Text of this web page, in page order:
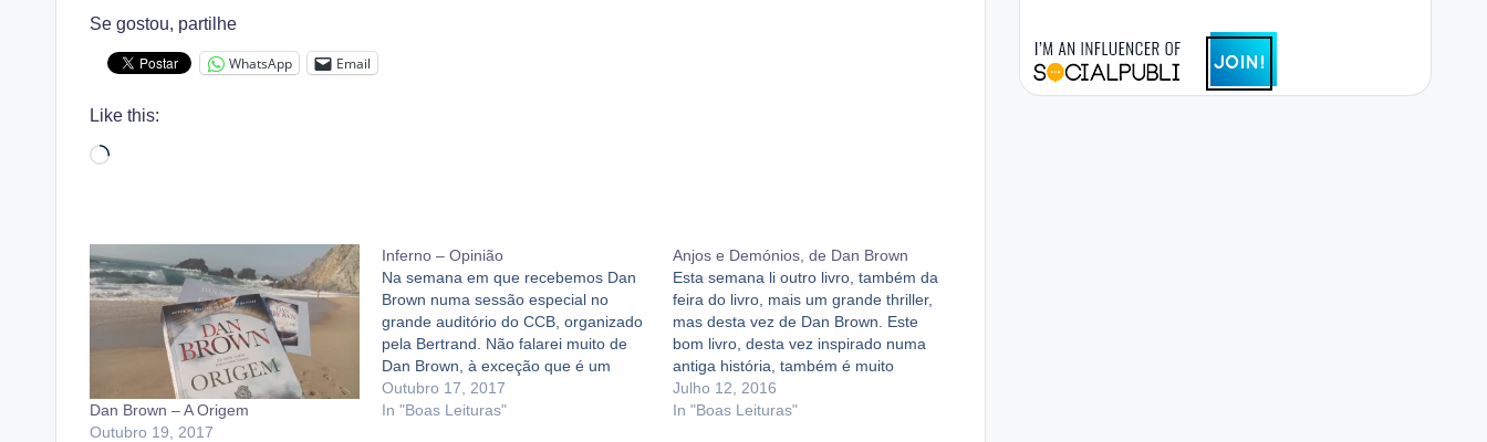
Se gostou, partilhe
WhatsApp Email
Like this:
Loading…
Dan Brown – A Origem
Outubro 19, 2017
Inferno – Opinião
Na semana em que recebemos Dan
Brown numa sessão especial no
grande auditório do CCB, organizado
pela Bertrand. Não falarei muito de
Dan Brown, à exceção que é um
orador nato e que mobilizou o
auditório de forma maravilhosa. O
Outubro 17, 2017
In "Boas Leituras"
Anjos e Demónios, de Dan Brown
Esta semana li outro livro, também da
feira do livro, mais um grande thriller,
mas desta vez de Dan Brown. Este
bom livro, desta vez inspirado numa
antiga história, também é muito
interessante e empurra-nos assim
que começamos a ler. Os Illuminatti
Julho 12, 2016
In "Boas Leituras"